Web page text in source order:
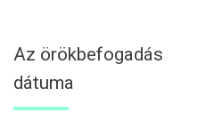
Az örökbefogadás
dátuma